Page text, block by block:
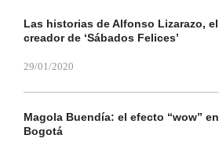
Las historias de Alfonso Lizarazo, el
creador de ‘Sábados Felices’
29/01/2020
Magola Buendía: el efecto “wow” en
Bogotá